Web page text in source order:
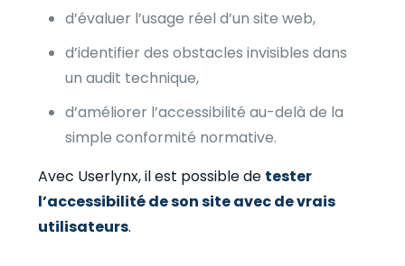
d’évaluer l’usage réel d’un site web,
d’identifier des obstacles invisibles dans
un audit technique,
d’améliorer l’accessibilité au-delà de la
simple conformité normative.
Avec Userlynx, il est possible de tester
l’accessibilité de son site avec de vrais
utilisateurs.